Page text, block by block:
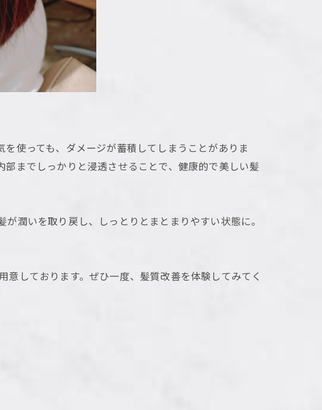
使っても、ダメージが蓄積してしまうことがありま
までしっかりと浸透させることで、健康的で美しい髪
潤いを取り戻し、しっとりとまとまりやすい状態に。
しております。ぜひ一度、髪質改善を体験してみてく